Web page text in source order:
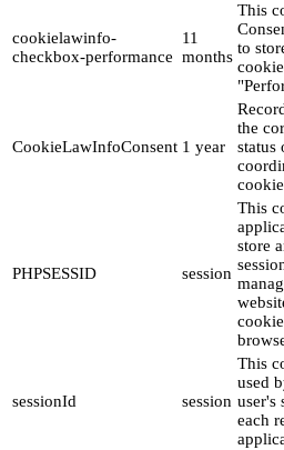
cookielawinfo-
checkbox-performance
11
months
This
to
CookieLawInfoConsent 1 year
the
status
PHPSESSID session
This
store
sessionId session
This
used
user's
each